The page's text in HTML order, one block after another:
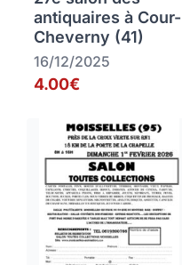
antiquaires à Cour-
Cheverny (41)
16/12/2025
4.00€